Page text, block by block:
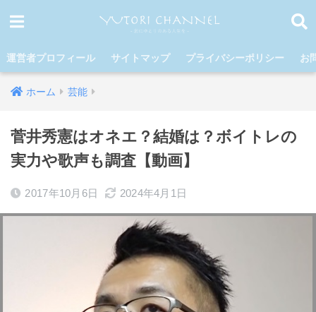
運営者プロフィール サイトマップ プライバシーポリシー お
ホーム 芸能
菅井秀憲はオネエ？結婚は？ボイトレの
実力や歌声も調査【動画】
2017年10月6日 2024年4月1日